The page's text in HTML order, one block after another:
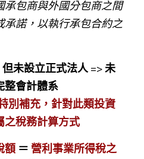
承包商與外國分包商之間
承諾，以執行承包合約之
但未設立正式法人 => 未
整會計體系
別補充，針對此類投資
之稅務計算方式
額 ＝ 營利事業所得稅之